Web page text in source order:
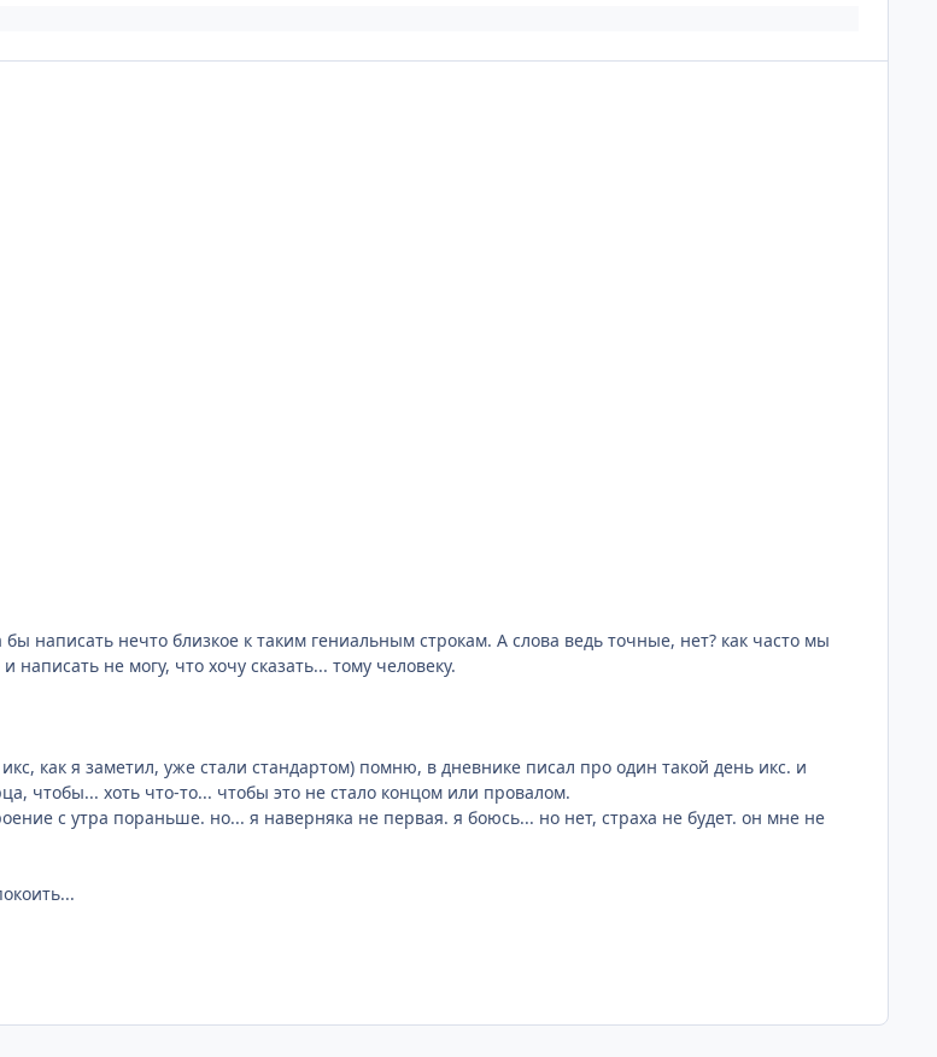
написать нечто близкое к таким гениальным строкам. А слова ведь точные, нет? как часто мы
не могу, что хочу сказать... тому человеку.
как я заметил, уже стали стандартом) помню, в дневнике писал про один такой день икс. и
чтобы... хоть что-то... чтобы это не стало концом или провалом.
с утра пораньше. но... я наверняка не первая. я боюсь... но нет, страха не будет. он мне не